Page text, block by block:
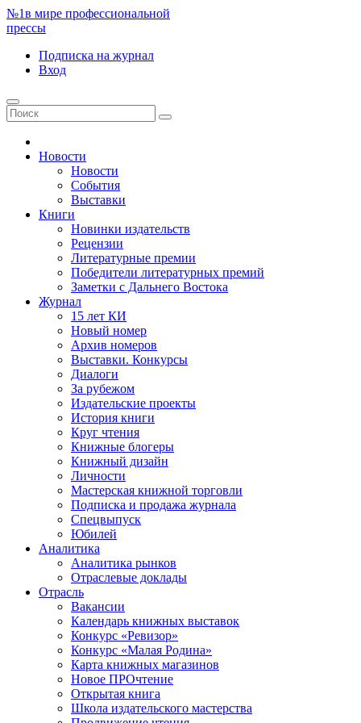
№1в мире профессиональной
прессы
Подписка на журнал
Вход
Новости
Новости
События
Выставки
Книги
Новинки издательств
Рецензии
Литературные премии
Победители литературных премий
Заметки с Дальнего Востока
Журнал
15 лет КИ
Новый номер
Архив номеров
Выставки. Конкурсы
Диалоги
За рубежом
Издательские проекты
История книги
Круг чтения
Книжные блогеры
Книжный дизайн
Личности
Мастерская книжной торговли
Подписка и продажа журнала
Спецвыпуск
Юбилей
Аналитика
Аналитика рынков
Отраслевые доклады
Отрасль
Вакансии
Календарь книжных выставок
Конкурс «Ревизор»
Конкурс «Малая Родина»
Карта книжных магазинов
Новое ПРОчтение
Открытая книга
Школа издательского мастерства